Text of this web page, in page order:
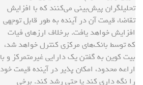
تحلیلگران پیش‌بینی می‌کنند که با افزایش
تقاضا، قیمت آن در آینده به طور قابل توجهی
افزایش خواهد یافت. برخلاف ارزهای فیات
که توسط بانک‌های مرکزی کنترل خواهد شد،
بیت کوین به گفتن یک دارایی غیرمتمرکز و با
اراعه محدود، امکان پذیر در آینده قیمت خود
را نگه داری کند یا حتی رشد کند. برخی